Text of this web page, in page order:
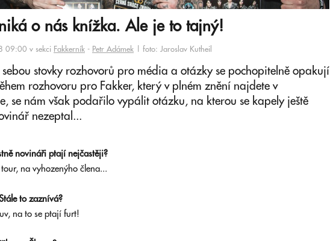
o nás knížka. Ale je to tajný!
09:00 v sekci Fakkerník - Petr Adámek | foto: Jaroslav Kutheil
stovky rozhovorů pro média a otázky se pochopitelně opakují
rozhovoru pro Fakker, který v plném znění najdete v
se nám však podařilo vypálit otázku, na kterou se kapely ještě
nezeptal...
novináři ptají nejčastěji?
na vyhozenýho člena...
to zaznívá?
na to se ptají furt!